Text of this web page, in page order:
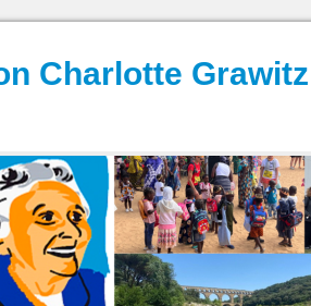
Charlotte Grawitz